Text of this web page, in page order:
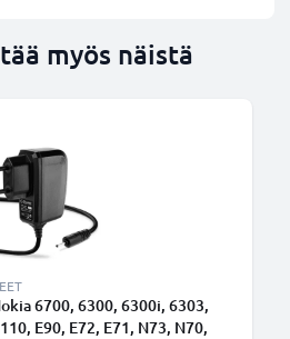
myös näistä
6700, 6300, 6300i, 6303,
E90, E72, E71, N73, N70,